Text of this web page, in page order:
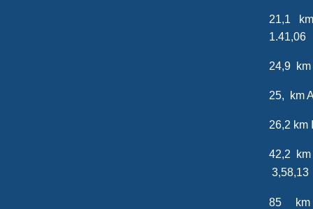
21,1
1.41,06
24,9
25,
26,2
42,2
3,58,13
85 km